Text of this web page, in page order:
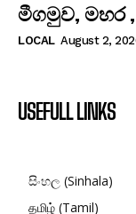
මීගමුව, මහර
LOCAL August 2,
USEFULL LINKS
සිංහල (Sinhala)
தமிழ் (Tamil)